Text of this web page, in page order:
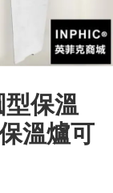
型保溫
溫爐可